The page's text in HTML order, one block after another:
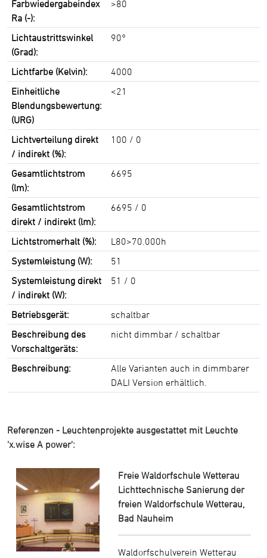
Farbwiedergabeindex
Ra (-):
>80
Lichtaustrittswinkel
(Grad):
90°
Lichtfarbe (Kelvin):
4000
Einheitliche
Blendungsbewertung:
(URG)
<21
Lichtverteilung direkt
/ indirekt (%):
100 / 0
Gesamtlichtstrom
(lm):
6695
Gesamtlichtstrom
direkt / indirekt (lm):
6695 / 0
Lichtstromerhalt (%):
L80>70.000h
Systemleistung (W):
51
Systemleistung direkt
/ indirekt (W):
51 / 0
Betriebsgerät:
schaltbar
Beschreibung des
Vorschaltgeräts:
nicht dimmbar / schaltbar
Beschreibung:
Alle Varianten auch in dimmbarer
DALI Version erhältlich.
Referenzen - Leuchtenprojekte ausgestattet mit Leuchte
'x.wise A power':
Freie Waldorfschule Wetterau
Lichttechnische Sanierung der
freien Waldorfschule Wetterau,
Bad Nauheim
Waldorfschulverein Wetterau